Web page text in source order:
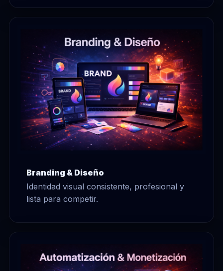
Branding & Diseño
Identidad visual consistente, profesional y
lista para competir.